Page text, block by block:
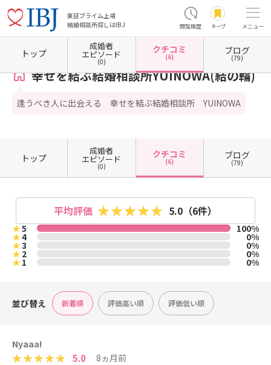
東証プライム上場
結婚相談所探しはIBJ
閲覧履歴 キープ メニュー
ホーム 奈良県の結婚相談所 奈良県奈良市 幸せを結ぶ結婚相談所YUINOWA(結の輪)
幸せを結ぶ結婚相談所YUINOWA(結の輪)
逢うべき人に出会える 幸せを結ぶ結婚相談所 YUINOWA
トップ
成婚者
エピソード
(0)
クチコミ
(6)
ブログ
(79)
トップ
成婚者
エピソード
(0)
クチコミ
(6)
ブログ
(79)
平均評価 5.0 （6件）
★5 100%
★4 0%
★3 0%
★2 0%
★1 0%
並び替え 新着順 評価高い順 評価低い順
Nyaaa!
5.0
8ヵ月前